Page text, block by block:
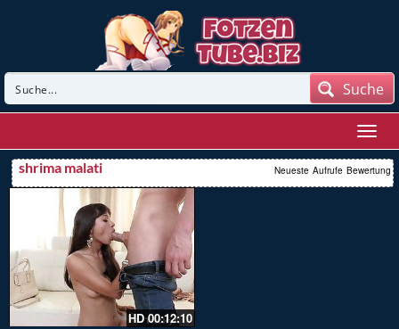
Suche
shrima malati Neueste Aufrufe Bewertung
HD00:12:10